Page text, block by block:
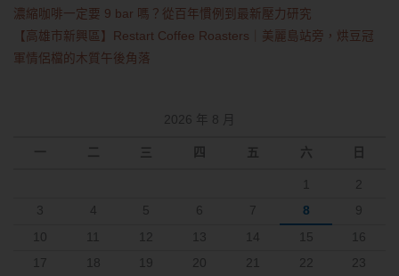
濃縮咖啡一定要 9 bar 嗎？從百年慣例到最新壓力研究
【高雄市新興區】Restart Coffee Roasters｜美麗島站旁，烘豆冠
軍情侶檔的木質午後角落
2026 年 8 月
一 二 三 四 五 六 日
2
3
4 5 6 7 8
9
10
12 13 14 15
16
17
18 19 20 21 22
23